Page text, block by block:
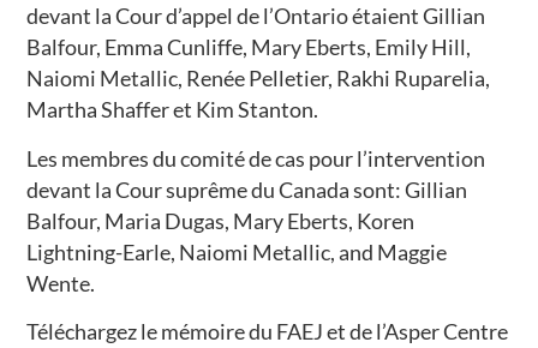
devant la Cour d’appel de l’Ontario étaient Gillian
Balfour, Emma Cunliffe, Mary Eberts, Emily Hill,
Naiomi Metallic, Renée Pelletier, Rakhi Ruparelia,
Martha Shaffer et Kim Stanton.
Les membres du comité de cas pour l’intervention
devant la Cour suprême du Canada sont: Gillian
Balfour, Maria Dugas, Mary Eberts, Koren
Lightning-Earle, Naiomi Metallic, and Maggie
Wente.
Téléchargez le mémoire du FAEJ et de l’Asper Centre